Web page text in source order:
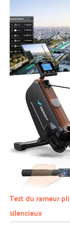
Test du rameur
silencieux